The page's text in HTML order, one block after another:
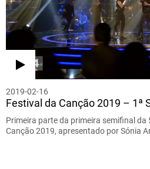
2019-02-16
Festival da Canção 2019 – 1ª
Primeira parte da primeira semifinal da
Canção 2019, apresentado por Sónia